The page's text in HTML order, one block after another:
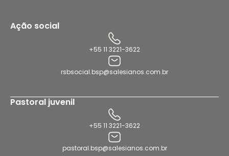
Ação social
+55 11 3221-3622
rsbsocial.bsp@salesianos.com.br
Pastoral juvenil
+55 11 3221-3622
pastoral.bsp@salesianos.com.br